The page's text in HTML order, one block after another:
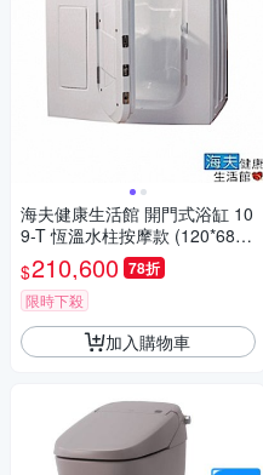
海夫健康生活館 開門式浴缸 10
9-T 恆溫水柱按摩款 (120*68*9
2cm)
$210,600 78折
限時下殺
加入購物車